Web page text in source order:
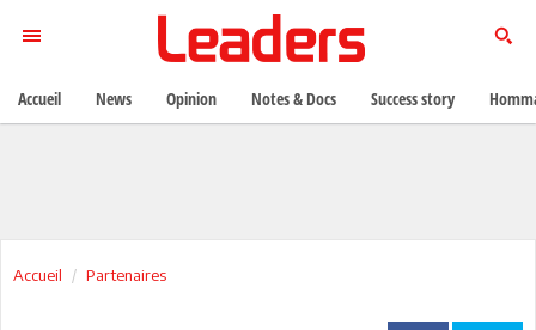
Accueil Partenaires
Accueil News Opinion Notes & Docs Success story